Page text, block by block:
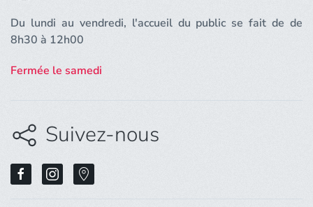
Du lundi au vendredi, l'accueil du public se fait de de
8h30 à 12h00
Fermée le samedi
Suivez-nous